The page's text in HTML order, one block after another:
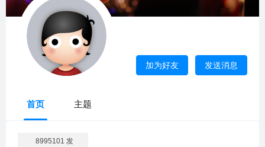
这里显示的是设置的“自我介绍”
上次活动2025-11-22 12:36
加为好友 发送消息
首页 主题
8995101 发